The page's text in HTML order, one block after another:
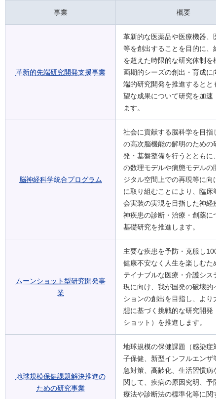
事業 概要
革新的先端研究開発支援事業
革新的な医薬品や医療機器、
等を創出することを目的に、
を超えた時限的な研究体制を
画期的シーズの創出・育成に
端的研究開発を推進するとと
望な成果について研究を加速
ます。
脳神経科学統合プログラム
社会に貢献する脳科学を目指
の高次脳機能の解明のための
発・基盤整備を行うとともに
の数理モデルや病態モデルの
ジタル空間上での再現等に向
に取り組むことにより、臨床
会実装の実現を目指した神経
神疾患の診断・治療・創薬に
基礎研究を推進します。
ムーンショット型研究開発事
業
主要な疾患を予防・克服し100
健康不安なく人生を楽しむた
テイナブルな医療・介護シス
現に向け、我が国発の破壊的
ションの創出を目指し、より
想に基づく挑戦的な研究開発
ショット）を推進します。
地球規模保健課題解決推進の
ための研究事業
地球規模の保健課題（感染症
子保健、新型インフルエンザ
急対策、高齢化、生活習慣病
関して、疾病の原因究明、予
療法や診断法の標準化等に関